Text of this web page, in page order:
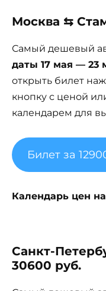
Москва ⇆
Самый дешевый
даты 17 мая — 23
открыть билет
кнопку с ценой
календарем для
Билет за
Календарь цен
Санкт-
30600 руб.